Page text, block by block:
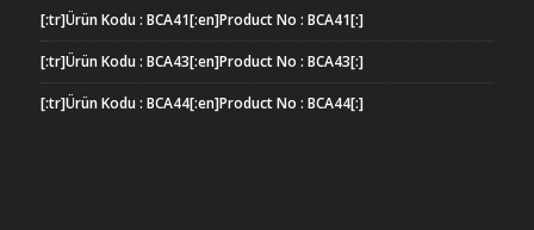
[:tr]Ürün Kodu : BCA41[:en]Product No : BCA41[:]
[:tr]Ürün Kodu : BCA43[:en]Product No : BCA43[:]
[:tr]Ürün Kodu : BCA44[:en]Product No : BCA44[:]